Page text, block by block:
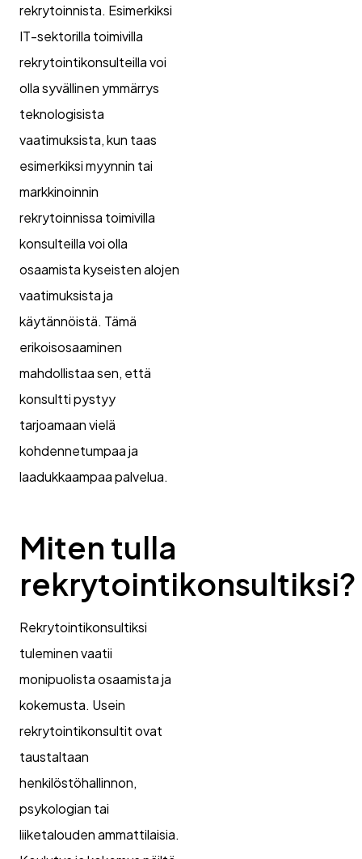
rekrytoinnista. Esimerkiksi
IT-sektorilla toimivilla
rekrytointikonsulteilla voi
olla syvällinen ymmärrys
teknologisista
vaatimuksista, kun taas
esimerkiksi myynnin tai
markkinoinnin
rekrytoinnissa toimivilla
konsulteilla voi olla
osaamista kyseisten alojen
vaatimuksista ja
käytännöistä. Tämä
erikoisosaaminen
mahdollistaa sen, että
konsultti pystyy
tarjoamaan vielä
kohdennetumpaa ja
laadukkaampaa palvelua.
Miten tulla
rekrytointikonsultiksi?
Rekrytointikonsultiksi
tuleminen vaatii
monipuolista osaamista ja
kokemusta. Usein
rekrytointikonsultit ovat
taustaltaan
henkilöstöhallinnon,
psykologian tai
liiketalouden ammattilaisia.